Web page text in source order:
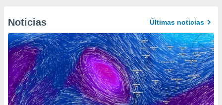
Noticias Últimas noticias